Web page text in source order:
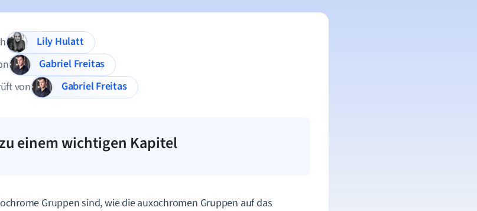
Lily Hulatt
Gabriel Freitas
von
Gabriel Freitas
einem wichtigen Kapitel
Gruppen sind, wie die auxochromen Gruppen auf das